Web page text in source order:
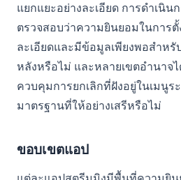
แยกแยะอย่างละเอียด การดำเนิน
ตรวจสอบว่าความยินยอมในการ
ละเอียดและมีข้อมูลเพียงพอสำห
หลังหรือไม่ และหลายเขตอำนาจ
ควบคุมการยกเลิกที่ฝังอยู่ในเมนู
มาตรฐานที่ให้อย่างเสรีหรือไม่
ขอบเขตแอป